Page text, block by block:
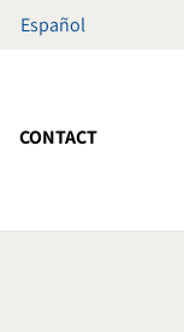
Español
CONTACT